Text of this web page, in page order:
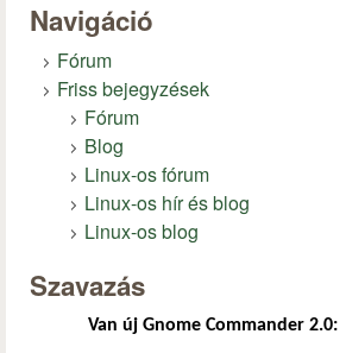
Navigáció
Fórum
Friss bejegyzések
Fórum
Blog
Linux-os fórum
Linux-os hír és blog
Linux-os blog
Szavazás
Van új Gnome Commander 2.0: